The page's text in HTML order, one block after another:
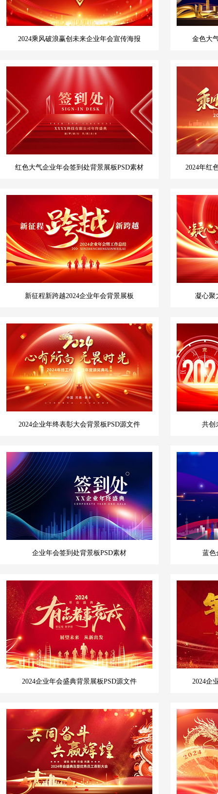
2024乘风破浪赢创未来企业年会宣传海报 金色大
红色大气企业年会签到处背景展板PSD素材 2024年红
新征程新跨越2024企业年会背景展板 凝心聚
2024企业年终表彰大会背景板PSD源文件 共创
企业年会签到处背景板PSD素材 蓝色
2024企业年会盛典背景展板PSD源文件 2024企